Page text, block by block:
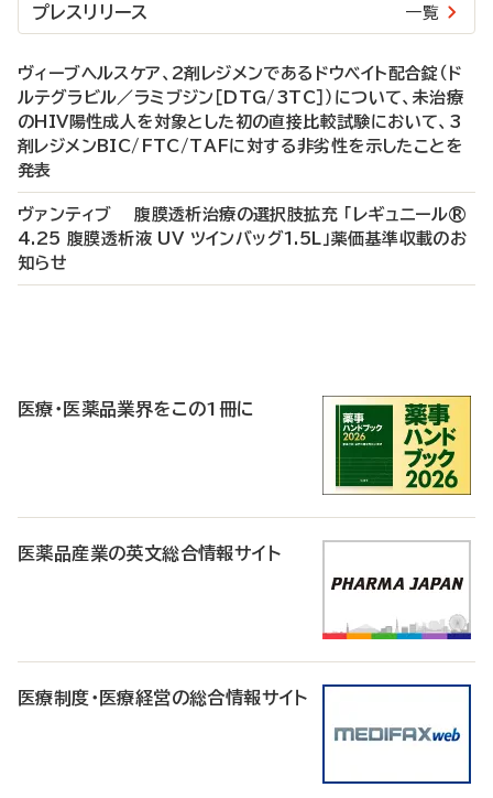
プレスリリース 一覧
ヴィーブヘルスケア、2剤レジメンであるドウベイト配合錠（ド
ルテグラビル／ラミブジン［DTG/3TC］）について、未治療
のHIV陽性成人を対象とした初の直接比較試験において、3
剤レジメンBIC/FTC/TAFに対する非劣性を示したことを
発表
ヴァンティブ 腹膜透析治療の選択肢拡充 「レギュニール®
4.25 腹膜透析液 UV ツインバッグ1.5L」薬価基準収載のお
知らせ
医療・医薬品業界をこの1冊に
医薬品産業の英文総合情報サイト
医療制度・医療経営の総合情報サイト